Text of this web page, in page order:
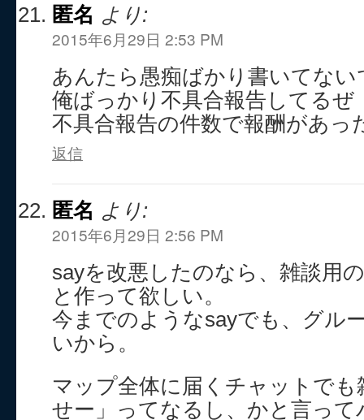
匿名 より:
2015年6月29日 2:53 PM
あんたら愚痴ばかり書いてない
俺ばっかり不具合報告してるぜ
不具合報告の件数で報酬があっ
返信
匿名 より:
2015年6月29日 2:56 PM
sayを改悪したのなら、雑談用
と作って欲しい。
今までのようなsayでも、グル
いから。
マップ全体に届くチャットで
せー」ってなるし、かと言っ